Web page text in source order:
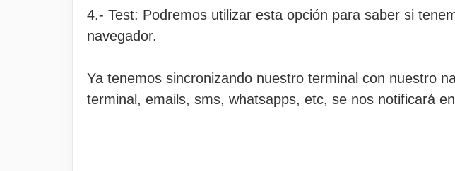
4.- Test: Podremos utilizar esta opción para saber si
navegador.
Ya tenemos sincronizando nuestro terminal con nuestro
terminal, emails, sms, whatsapps, etc, se nos notificará